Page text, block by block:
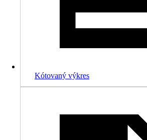
Kótovaný výkres